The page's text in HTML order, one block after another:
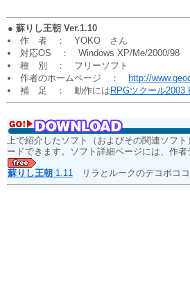
● 蘇りし王朝 Ver.1.10
作 者 ： YOKO さん
対応OS ： Windows XP/Me/2000/98
種 別 ： フリーソフト
作者のホームページ ：
http://
補 足 ： 動作には RPGツクール2003
上で紹介したソフト（およびその関連ソフ
ードできます。ソフト詳細ページには、作
蘇りし王朝 1.11 リラとルークのデコボコ